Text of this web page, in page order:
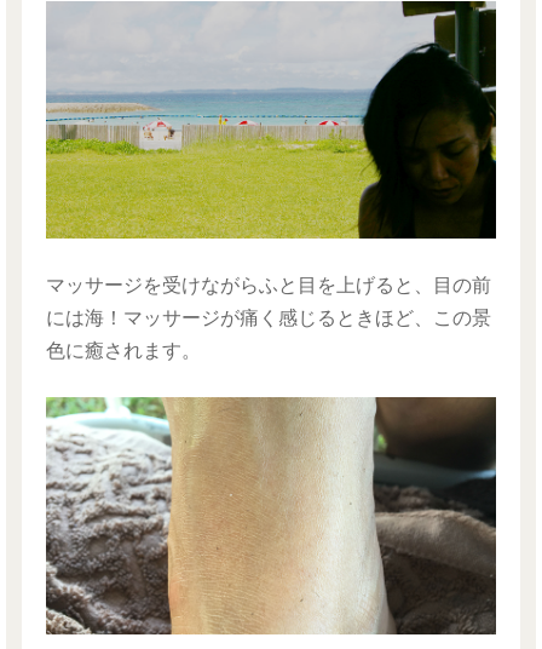
マッサージを受けながらふと目を上げると、目の前
には海！マッサージが痛く感じるときほど、この景
色に癒されます。